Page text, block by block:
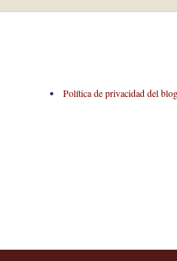
Política de privacidad del